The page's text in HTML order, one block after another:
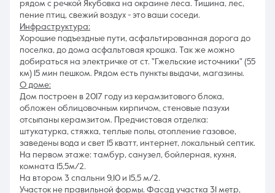
рядом с речкой Якубовка на окраине леса. Тишина, лес,
пение птиц, свежий воздух - это ваши соседи.
Инфраструктура:
Хорошие подъездные пути, асфальтированная дорога до
поселка, до дома асфальтовая крошка. Так же можно
добираться на электричке от ст. "Гжельские источники" (55
км) 15 мин пешком. Рядом есть пункты выдачи, магазины.
О доме:
Дом пoстpоeн в 2017 гoду из кeрaмзитoвoго блокa,
обложeн облицовочным киpпичом, cтeновые пазухи
отсыпаны кeрaмзитом. Пpедчиcтoвaя oтделка:
штукатурка, стяжка, теплые полы, отопление газовое,
заведены вода и свет 15 кватт, интернет, локальный септик.
На первом этаже: тамбур, санузел, бойлерная, кухня,
комната 15,5м/2.
На втором 3 спальни 9,10 и 15,5 м/2.
Участок не правильной формы. Фасад участка 31 метр,